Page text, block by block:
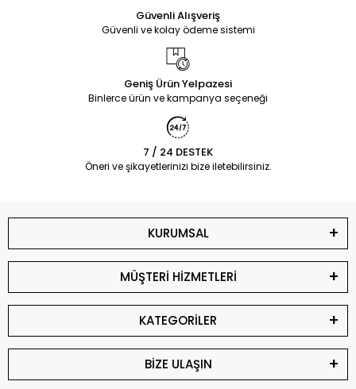
Güvenli Alışveriş
Güvenli ve kolay ödeme sistemi
Geniş Ürün Yelpazesi
Binlerce ürün ve kampanya seçeneği
7 / 24 DESTEK
Öneri ve şikayetlerinizi bize iletebilirsiniz.
KURUMSAL
MÜŞTERİ HİZMETLERİ
KATEGORİLER
BİZE ULAŞIN